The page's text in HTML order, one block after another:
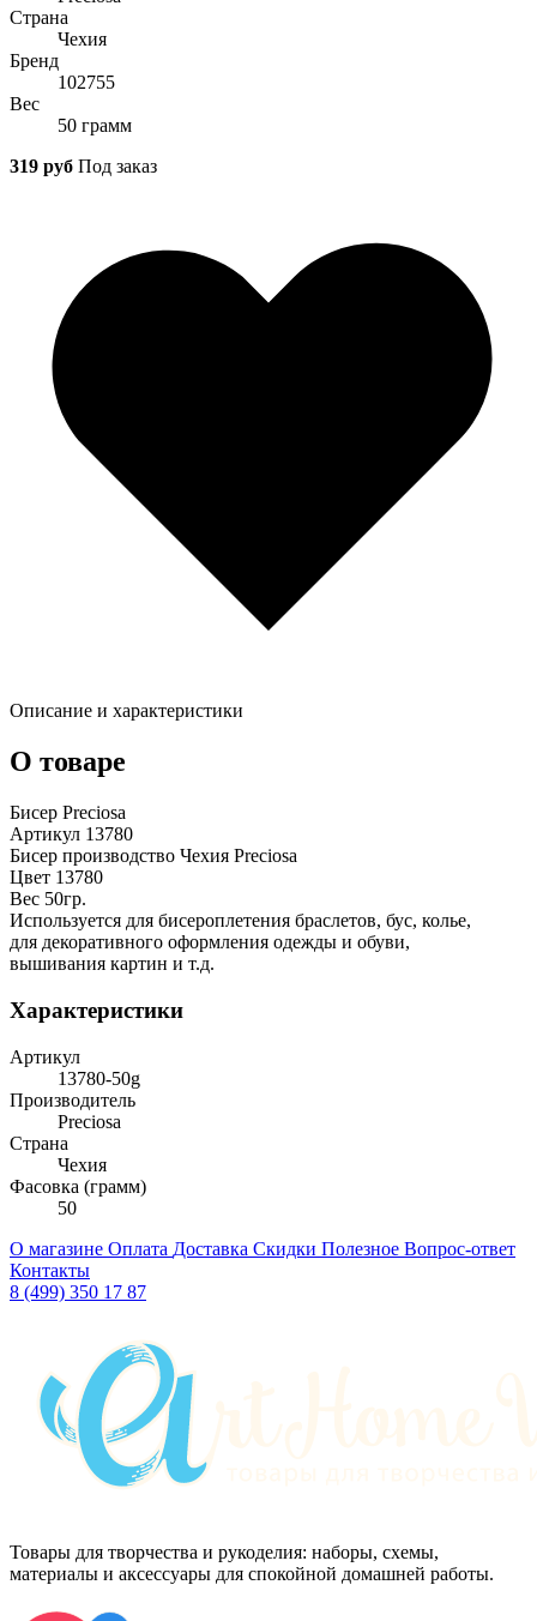
Страна
Чехия
Бренд
102755
Вес
50 грамм
319 руб Под заказ
Описание и характеристики
О товаре
Бисер Preciosa
Артикул 13780
Бисер производство Чехия Preciosa
Цвет 13780
Вес 50гр.
Используется для бисероплетения браслетов, бус, колье,
для декоративного оформления одежды и обуви,
вышивания картин и т.д.
Характеристики
Артикул
13780-50g
Производитель
Preciosa
Страна
Чехия
Фасовка (грамм)
50
О магазине Оплата Доставка Скидки Полезное Вопрос-ответ
Контакты
8 (499) 350 17 87
Товары для творчества и рукоделия: наборы, схемы,
материалы и аксессуары для спокойной домашней работы.